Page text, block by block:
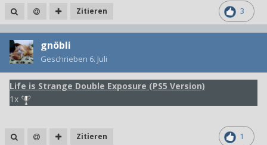
3
Zitieren
gnöbli
Geschrieben 6. Juli
Life is Strange Double Exposure (PS5 Version)
1x
1
Zitieren